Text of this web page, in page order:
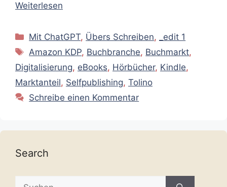
Weiterlesen
Kategorien
Mit ChatGPT, Übers Schreiben,
_edit 1
Schlagwörter
Amazon KDP, Buchbranche, Buchmarkt,
Digitalisierung, eBooks, Hörbücher, Kindle,
Marktanteil, Selfpublishing, Tolino
Schreibe einen Kommentar
Search
Suche